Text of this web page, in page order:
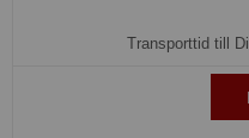
Transporttid till